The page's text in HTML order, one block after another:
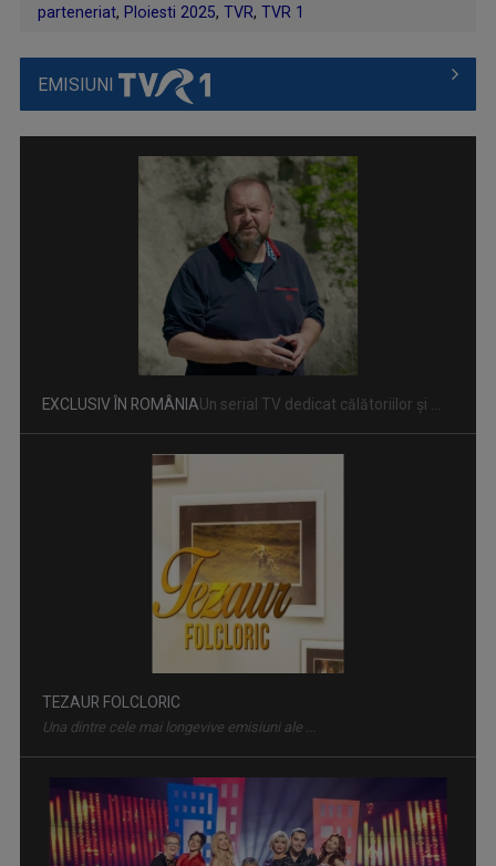
parteneriat, Ploiesti 2025, TVR, TVR 1
EMISIUNI
EXCLUSIV ÎN ROMÂNIAUn serial TV dedicat călătoriilor şi ...
TEZAUR FOLCLORIC
Una dintre cele mai longevive emisiuni ale ...